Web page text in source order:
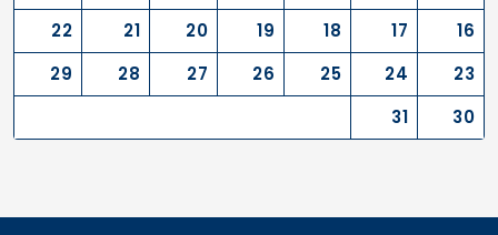
16
17
18
19
20
21
22
23
24
25
26
27
28
29
30
31